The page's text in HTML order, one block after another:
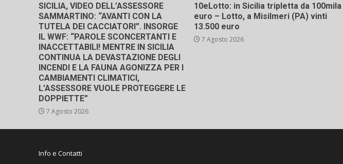
SICILIA, VIDEO DELL’ASSESSORE
SAMMARTINO: “AVANTI CON LA
TUTELA DEI CACCIATORI”. INSORGE
IL WWF: “PAROLE SCONCERTANTI E
INACCETTABILI! MENTRE IN SICILIA
CONTINUA LA DEVASTAZIONE DEGLI
INCENDI E LA FAUNA AGONIZZA PER I
CAMBIAMENTI CLIMATICI,
L’ASSESSORE VUOLE PROTEGGERE LE
DOPPIETTE”
7 Agosto 2026
10eLotto: in Sicilia tripletta da 100mila
euro – Lotto, a Misilmeri (PA) vinti
13.500 euro
7 Agosto 2026
Info e Contatti